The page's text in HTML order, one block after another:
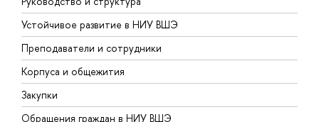
Устойчивое развитие в НИУ ВШЭ
Преподаватели и сотрудники
Корпуса и общежития
Закупки
Обращения граждан в НИУ ВШЭ